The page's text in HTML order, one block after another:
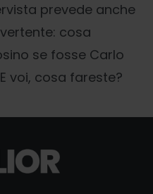
prevede anche
cosa
se fosse Carlo
voi, cosa fareste?